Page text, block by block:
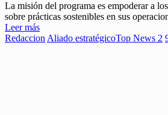
La misión del programa es empoderar a
sobre prácticas sostenibles en sus
Leer más
Redaccion Aliado estratégicoTop News 2